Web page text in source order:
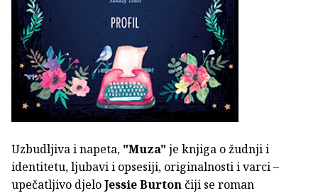
Uzbudljiva i napeta, "Muza" je knjiga o žudnji i
identitetu, ljubavi i opsesiji, originalnosti i varci –
upečatljivo djeloJessie Burtončiji se roman